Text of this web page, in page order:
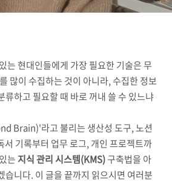
는 현대인들에게 가장 필요한 기술은 무
많이 수집하는 것이 아니라, 수집한 정보
류하고 필요할 때 바로 꺼내 쓸 수 있느냐
Brain)'라고 불리는 생산성 도구, 노션
기록부터 업무 로그, 개인 프로젝트까
는지식 관리 시스템(KMS)구축법을 아
습니다. 이 글을 끝까지 읽으시면 여러분